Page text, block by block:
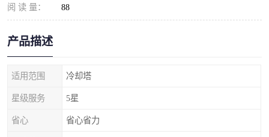
阅 读 量： 88
产品描述
适用范围 冷却塔
星级服务 5星
省心 省心省力